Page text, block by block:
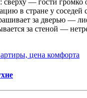
сверху — гости громко
в стране у
за дверью —
за стеной —